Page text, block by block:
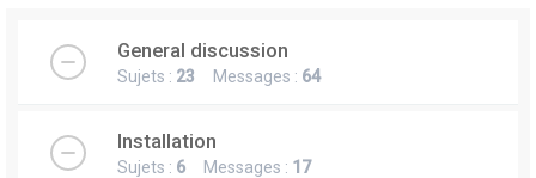
General discussion
Sujets : 23 Messages : 64
Installation
Sujets : 6 Messages : 17